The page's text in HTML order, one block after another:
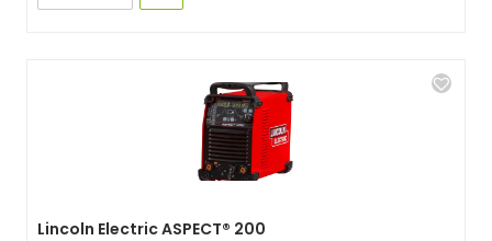
Lincoln Electric ASPECT® 200